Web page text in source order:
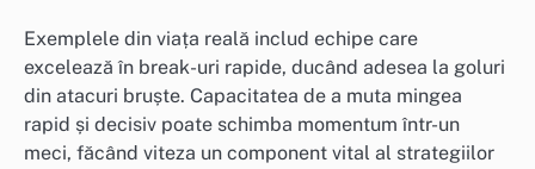
Exemplele din viața reală includ echipe care
excelează în break-uri rapide, ducând adesea la goluri
din atacuri bruște. Capacitatea de a muta mingea
rapid și decisiv poate schimba momentum într-un
meci, făcând viteza un component vital al strategiilor